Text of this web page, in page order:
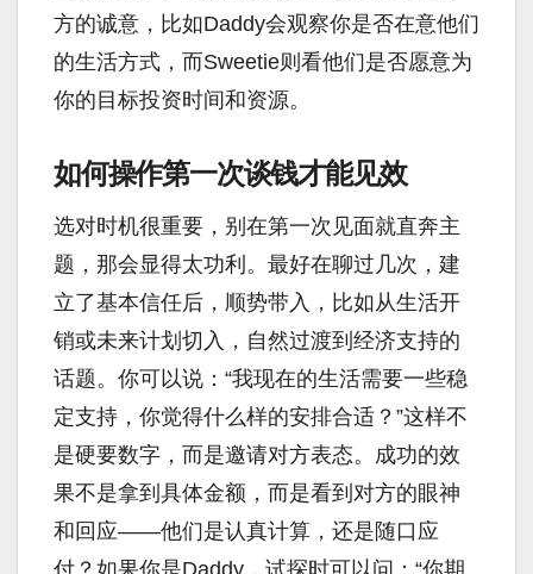
方的诚意，比如Daddy会观察你是否在意他们
的生活方式，而Sweetie则看他们是否愿意为
你的目标投资时间和资源。
如何操作第一次谈钱才能见效
选对时机很重要，别在第一次见面就直奔主
题，那会显得太功利。最好在聊过几次，建
立了基本信任后，顺势带入，比如从生活开
销或未来计划切入，自然过渡到经济支持的
话题。你可以说：“我现在的生活需要一些稳
定支持，你觉得什么样的安排合适？”这样不
是硬要数字，而是邀请对方表态。成功的效
果不是拿到具体金额，而是看到对方的眼神
和回应——他们是认真计算，还是随口应
付？如果你是Daddy，试探时可以问：“你期